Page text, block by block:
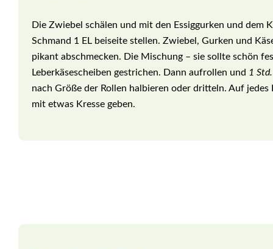
Die Zwiebel schälen und mit den Essiggurken und dem
Schmand 1 EL beiseite stellen. Zwiebel, Gurken und
pikant abschmecken. Die Mischung – sie sollte schön
Leberkäsescheiben gestrichen. Dann aufrollen und 1 Std.
nach Größe der Rollen halbieren oder dritteln. Auf jedes
mit etwas Kresse geben.